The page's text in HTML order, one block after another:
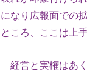
になり広報面での
ところ、ここは上
経営と実権はあ